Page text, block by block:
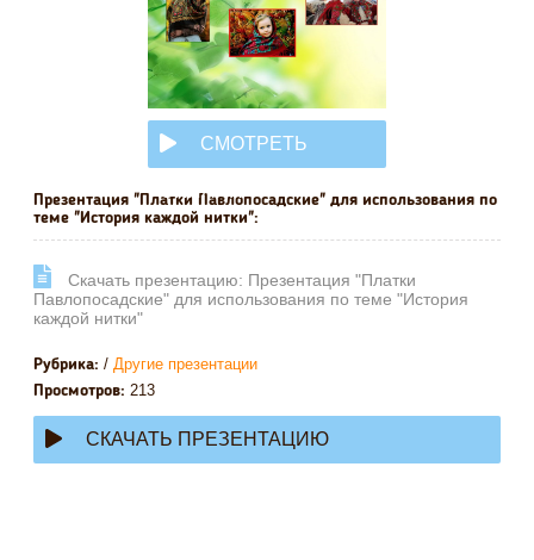
СМОТРЕТЬ
ОНЛАЙН
Презентация "Платки Павлопосадские" для использования по
теме "История каждой нитки":
Cкачать презентацию: Презентация "Платки
Павлопосадские" для использования по теме "История
каждой нитки"
Рубрика: / Другие презентации
Просмотров: 213
СКАЧАТЬ ПРЕЗЕНТАЦИЮ